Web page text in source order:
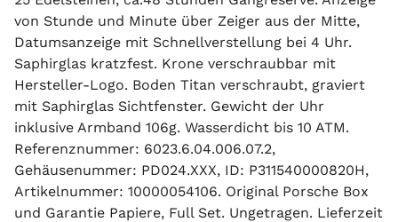
von Stunde und Minute über Zeiger aus der Mitte,
Datumsanzeige mit Schnellverstellung bei 4 Uhr.
Saphirglas kratzfest. Krone verschraubbar mit
Hersteller-Logo. Boden Titan verschraubt, graviert
mit Saphirglas Sichtfenster. Gewicht der Uhr
inklusive Armband 106g. Wasserdicht bis 10 ATM.
Referenznummer: 6023.6.04.006.07.2,
Gehäusenummer: PD024.XXX, ID: P311540000820H,
Artikelnummer: 10000054106. Original Porsche Box
und Garantie Papiere, Full Set. Ungetragen. Lieferzeit